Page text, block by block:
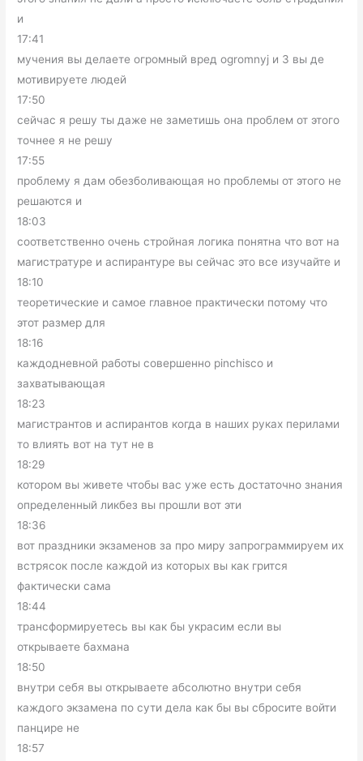
и
17:41
мучения вы делаете огромный вред ogromnyj и 3 вы де
мотивируете людей
17:50
сейчас я решу ты даже не заметишь она проблем от этого
точнее я не решу
17:55
проблему я дам обезболивающая но проблемы от этого не
решаются и
18:03
соответственно очень стройная логика понятна что вот на
магистратуре и аспирантуре вы сейчас это все изучайте и
18:10
теоретические и самое главное практически потому что
этот размер для
18:16
каждодневной работы совершенно pinchisco и
захватывающая
18:23
магистрантов и аспирантов когда в наших руках перилами
то влиять вот на тут не в
18:29
котором вы живете чтобы вас уже есть достаточно знания
определенный ликбез вы прошли вот эти
18:36
вот праздники экзаменов за про миру запрограммируем их
встрясок после каждой из которых вы как грится
фактически сама
18:44
трансформируетесь вы как бы украсим если вы
открываете бахмана
18:50
внутри себя вы открываете абсолютно внутри себя
каждого экзамена по сути дела как бы вы сбросите войти
панцире не
18:57